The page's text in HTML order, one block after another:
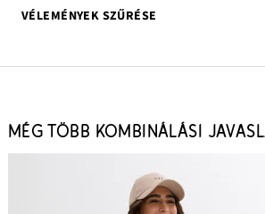
VÉLEMÉNYEK SZŰRÉSE
MÉG TÖBB KOMBINÁLÁSI